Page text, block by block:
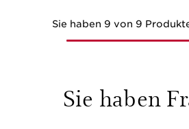
Sie haben 9 von 9
Sie haben